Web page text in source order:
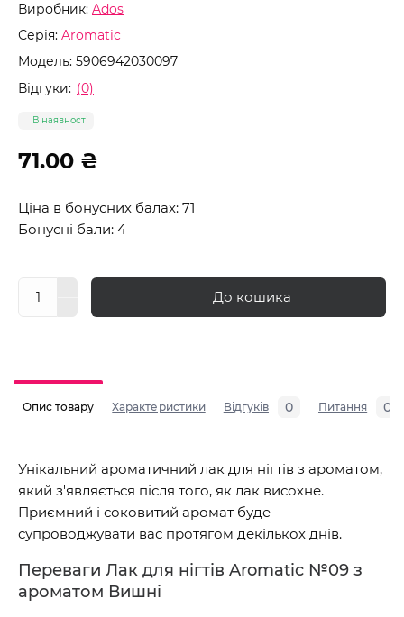
Виробник: Ados
Серія: Aromatic
Модель: 5906942030097
Відгуки: (0)
В наявності
71.00 ₴
Ціна в бонусних балах: 71
Бонусні бали: 4
До кошика
Опис товару Характеристики Відгуків 0 Питання 0
Унікальний ароматичний лак для нігтів з ароматом,
який з'являється після того, як лак висохне.
Приємний і соковитий аромат буде
супроводжувати вас протягом декількох днів.
Переваги Лак для нігтів Aromatic №09 з
ароматом Вишні